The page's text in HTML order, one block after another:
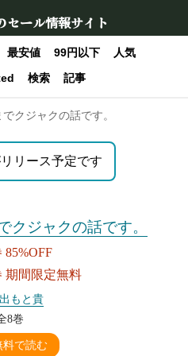
ール情報サイト
最安値 99円以下
人気
検索 記事
でクジャクの話です。
リース予定です
クジャクの話です。
85%OFF
期間限定無料
もと貴
8巻
料で読む